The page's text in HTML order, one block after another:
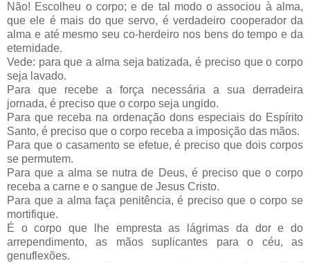
Não! Escolheu o corpo; e de tal modo o associou à alma,
que ele é mais do que servo, é verdadeiro cooperador da
alma e até mesmo seu co-herdeiro nos bens do tempo e da
eternidade.
Vede: para que a alma seja batizada, é preciso que o corpo
seja lavado.
Para que recebe a força necessária a sua derradeira
jornada, é preciso que o corpo seja ungido.
Para que receba na ordenação dons especiais do Espírito
Santo, é preciso que o corpo receba a imposição das mãos.
Para que o casamento se efetue, é preciso que dois corpos
se permutem.
Para que a alma se nutra de Deus, é preciso que o corpo
receba a carne e o sangue de Jesus Cristo.
Para que a alma faça penitência, é preciso que o corpo se
mortifique.
É o corpo que lhe empresta as lágrimas da dor e do
arrependimento, as mãos suplicantes para o céu, as
genuflexões.